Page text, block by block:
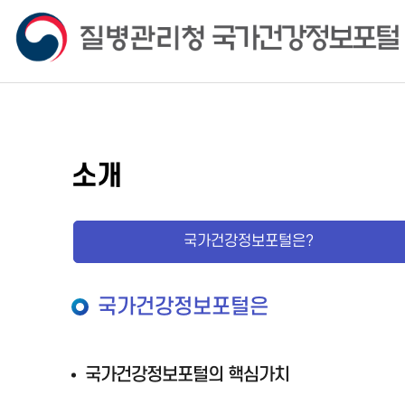
소개
국가건강정보포털은?
국가건강정보포털은
국가건강정보포털의 핵심가치